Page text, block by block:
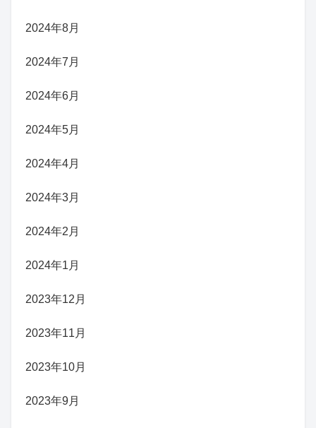
2024年8月
2024年7月
2024年6月
2024年5月
2024年4月
2024年3月
2024年2月
2024年1月
2023年12月
2023年11月
2023年10月
2023年9月